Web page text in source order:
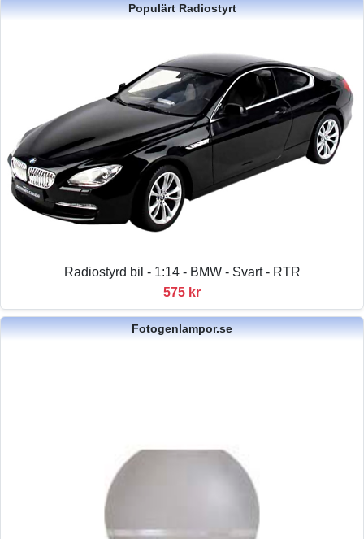
Populärt Radiostyrt
Radiostyrd bil - 1:14 - BMW - Svart - RTR
575 kr
Fotogenlampor.se